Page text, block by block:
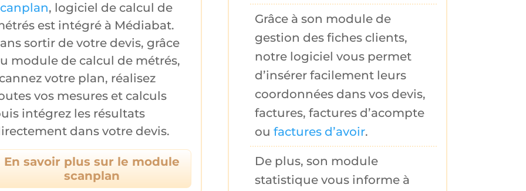
, logiciel de calcul de
est intégré à Médiabat.
sortir de votre devis, grâce
module de calcul de métrés,
votre plan, réalisez
vos mesures et calculs
intégrez les résultats
dans votre devis.
En savoir plus sur le module
scanplan
Grâce à son module de
gestion des fiches clients,
notre logiciel vous permet
d’insérer facilement leurs
coordonnées dans vos devis,
factures, factures d’acompte
ou factures d’avoir.
De plus, son module
statistiquevous informe à